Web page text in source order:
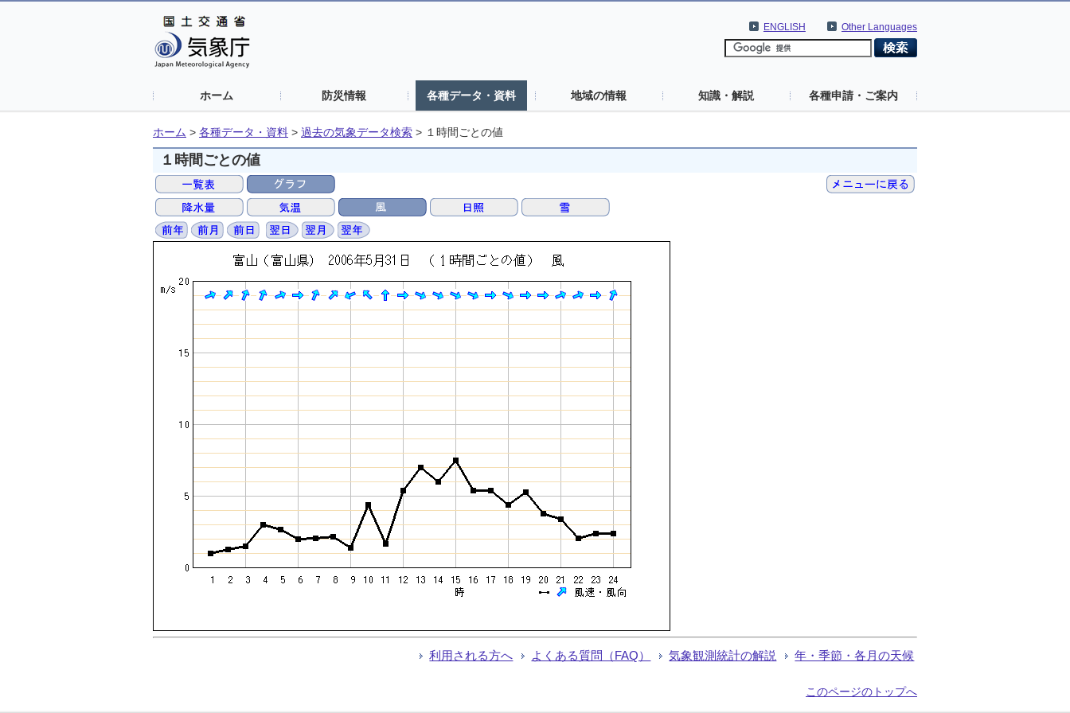
Other Languages
ENGLISH
ホーム 防災情報 各種データ・資料 地域の情報 知識・解説 各種申請・ご案内
ホーム > 各種データ・資料 > 過去の気象データ検索 > １時間ごとの値
１時間ごとの値
利用される方へ よくある質問（FAQ） 気象観測統計の解説 年・季節・各月の天候
このページのトップへ